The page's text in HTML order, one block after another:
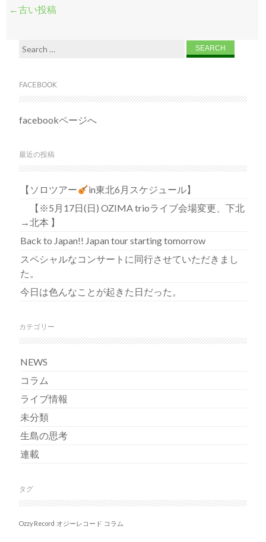
投稿ナビゲーション
←古い投稿
Search for:
FACEBOOK
facebookページへ
最近の投稿
【ソロツアー
in東北6月スケジュール】
【※5月17日(日) OZIMA trioライブ会場変更、下北
→北本 】
Back to Japan!! Japan tour starting tomorrow
スペシャルなコンサートに同行させていただきまし
た。
今日は色んなことが起きた日だった。
カテゴリー
NEWS
コラム
ライブ情報
未分類
生島の思考
連載
タグ
Ozzy Record オジーレコード コラム